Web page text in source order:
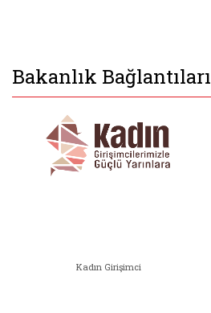
Bakanlık Bağlantıları
Kadın Girişimci